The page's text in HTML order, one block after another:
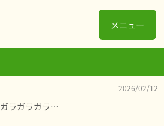
メニュー
2026/02/12
ガラガラガラ…